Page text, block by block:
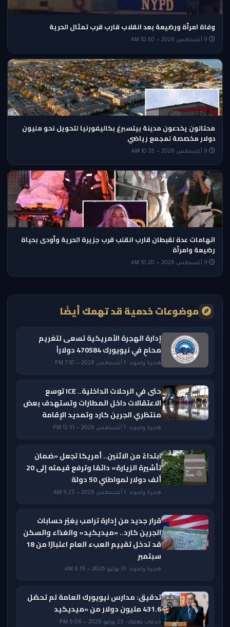
وفاة امرأة ورضيعة بعد انقلاب قارب قرب تمثال الحرية
محتالون يخدعون مدينة بيتسبرغ بكاليفورنيا لتحويل نحو مليون
دولار مخصصة لمجمع رياضي
اتهامات عدة لقبطان قارب انقلب قرب جزيرة الحرية وأودى بحياة
رضيعة وامرأة
موضوعات خدمية قد تهمك أيضًا
إدارة الهجرة الأمريكية تسعى لتغريم
محامٍ في نيويورك 470584 دولاراً
هجرة ولجوء · 1 أغسطس 2026 — 7:10 PM
حتى في الرحلات الداخلية.. ICE توسع
الاعتقالات داخل المطارات وتستهدف بعض
منتظري الجرين كارد وتمديد الإقامة
هجرة ولجوء · 1 أغسطس 2026 — 12:51 PM
ابتداءً من الاثنين.. أمريكا تجعل «ضمان
تأشيرة الزيارة» دائمًا وترفع قيمته إلى 20
ألف دولار لمواطني 50 دولة
هجرة ولجوء · 1 أغسطس 2026 — 9:23 AM
قرار جديد من إدارة ترامب يغيّر حسابات
الجرين كارد.. «ميديكيد» والغذاء والسكن
قد تدخل تقييم العبء العام اعتبارًا من 18
سبتمبر
هجرة ولجوء · 31 يوليو 2026 — 8:19 AM
تدقيق: مدارس نيويورك العامة لم تحصّل
431.6 مليون دولار من «ميديكيد
خدمات تهمك · 23 يوليو 2026 — 9:06 PM